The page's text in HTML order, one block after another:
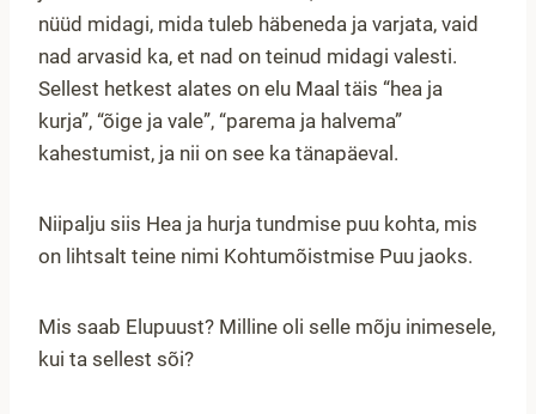
nüüd midagi, mida tuleb häbeneda ja varjata, vaid
nad arvasid ka, et nad on teinud midagi valesti.
Sellest hetkest alates on elu Maal täis “hea ja
kurja”, “õige ja vale”, “parema ja halvema”
kahestumist, ja nii on see ka tänapäeval.
Niipalju siis Hea ja hurja tundmise puu kohta, mis
on lihtsalt teine nimi Kohtumõistmise Puu jaoks.
Mis saab Elupuust? Milline oli selle mõju inimesele,
kui ta sellest sõi?